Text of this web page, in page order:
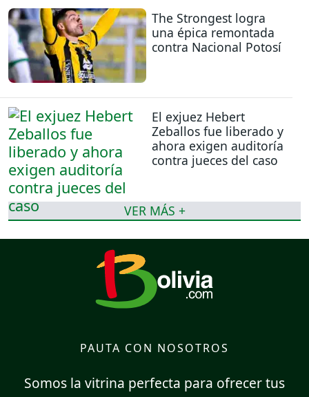
The Strongest logra
una épica remontada
contra Nacional Potosí
El exjuez Hebert
Zeballos fue liberado y
ahora exigen auditoría
contra jueces del caso
VER MÁS +
PAUTA CON NOSOTROS
Somos la vitrina perfecta para ofrecer tus